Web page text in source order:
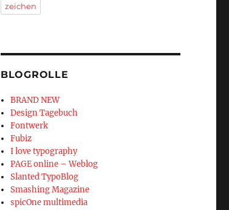
zeichen
BLOGROLLE
BRAND NEW
Design Tagebuch
Fontwerk
Fubiz
I love typography
PAGE online – Weblog
Slanted TypoBlog
Smashing Magazine
spicOne multimedia